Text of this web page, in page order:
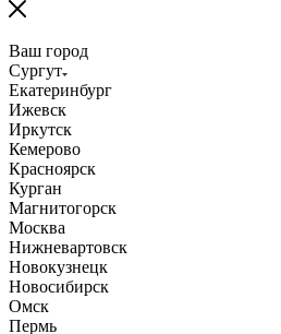
Ваш город
Сургут
Екатеринбург
Ижевск
Иркутск
Кемерово
Красноярск
Курган
Магнитогорск
Москва
Нижневартовск
Новокузнецк
Новосибирск
Омск
Пермь